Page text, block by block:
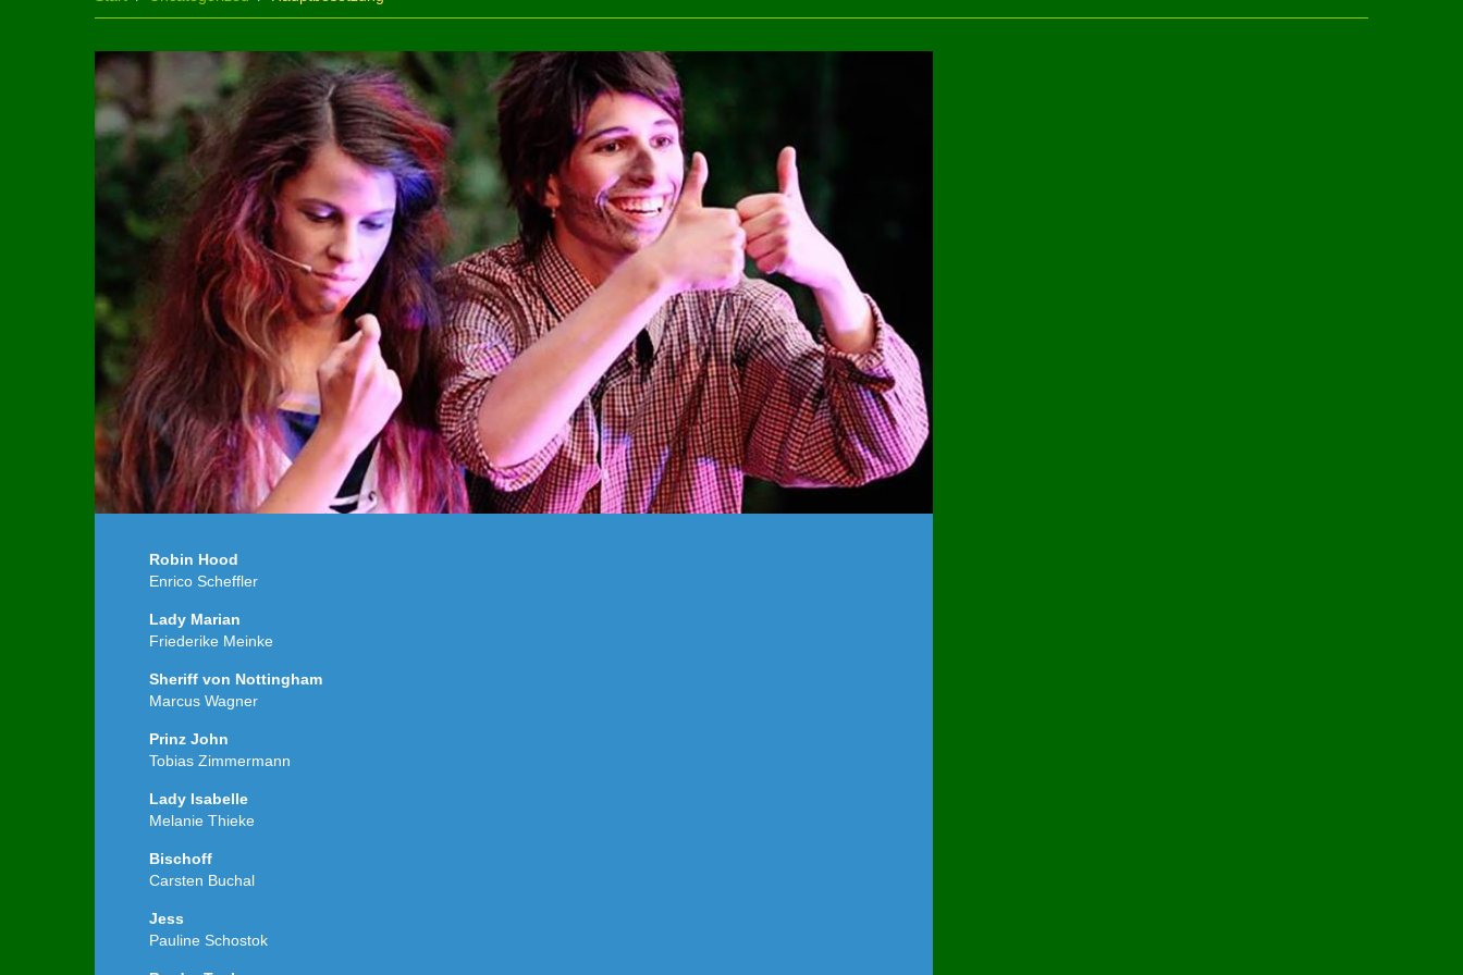
Robin Hood
Enrico Scheffler
Lady Marian
Friederike Meinke
Sheriff von Nottingham
Marcus Wagner
Prinz John
Tobias Zimmermann
Lady Isabelle
Melanie Thieke
Bischoff
Carsten Buchal
Jess
Pauline Schostok